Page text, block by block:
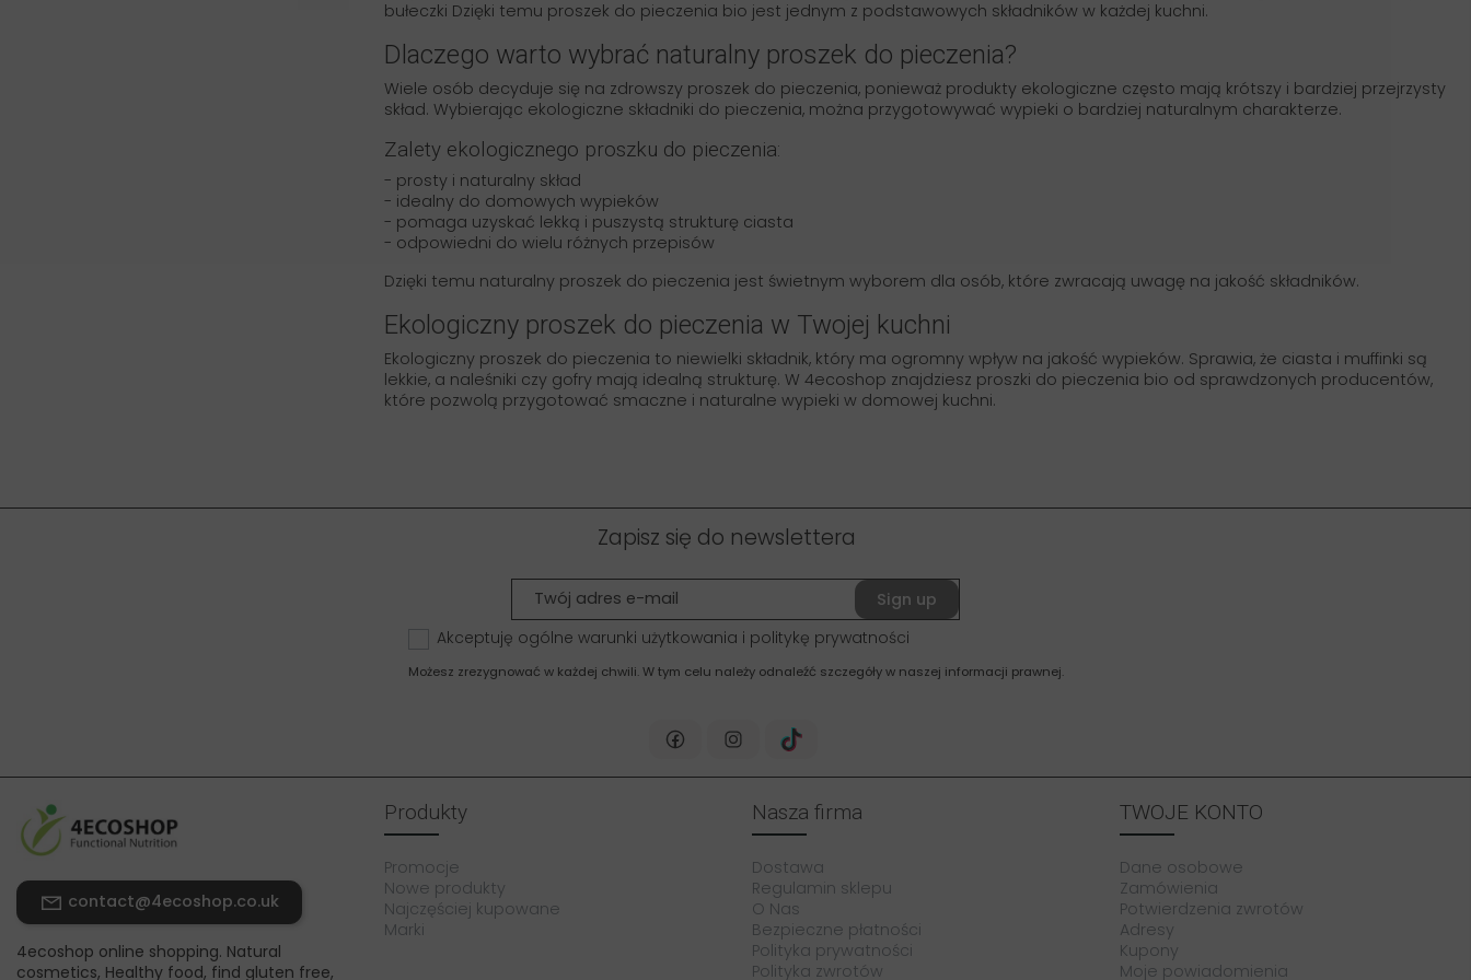
bułeczki Dzięki temu proszek do pieczenia bio jest jednym z podstawowych składników w każdej kuchni.
Dlaczego warto wybrać naturalny proszek do pieczenia?
Wiele osób decyduje się na zdrowszy proszek do pieczenia, ponieważ produkty ekologiczne często mają krótszy i bardziej przejrzysty
skład. Wybierając ekologiczne składniki do pieczenia, można przygotowywać wypieki o bardziej naturalnym charakterze.
Zalety ekologicznego proszku do pieczenia:
- prosty i naturalny skład
- idealny do domowych wypieków
- pomaga uzyskać lekką i puszystą strukturę ciasta
- odpowiedni do wielu różnych przepisów
Dzięki temu naturalny proszek do pieczenia jest świetnym wyborem dla osób, które zwracają uwagę na jakość składników.
Ekologiczny proszek do pieczenia w Twojej kuchni
Ekologiczny proszek do pieczenia to niewielki składnik, który ma ogromny wpływ na jakość wypieków. Sprawia, że ciasta i muffinki są
lekkie, a naleśniki czy gofry mają idealną strukturę. W 4ecoshop znajdziesz proszki do pieczenia bio od sprawdzonych producentów,
które pozwolą przygotować smaczne i naturalne wypieki w domowej kuchni.
Zapisz się do newslettera
Sign up
Akceptuję ogólne warunki użytkowania i politykę prywatności
Możesz zrezygnować w każdej chwili. W tym celu należy odnaleźć szczegóły w naszej informacji prawnej.
contact@4ecoshop.co.uk
4ecoshop online shopping. Natural
cosmetics, Healthy food, find gluten free,
Produkty
Promocje
Nowe produkty
Najczęściej kupowane
Marki
Nasza firma
Dostawa
Regulamin sklepu
O Nas
Bezpieczne płatności
Polityka prywatności
Polityka zwrotów
TWOJE KONTO
Dane osobowe
Zamówienia
Potwierdzenia zwrotów
Adresy
Kupony
Moje powiadomienia